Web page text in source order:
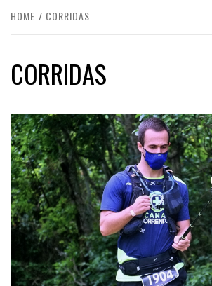
HOME CORRIDAS
CORRIDAS